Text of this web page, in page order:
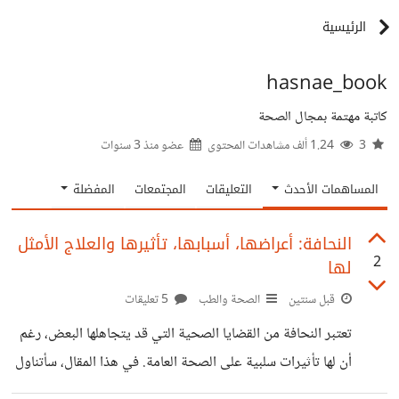
الرئيسية
hasnae_book
كاتبة مهتمة بمجال الصحة
عضو منذ3 سنوات
المساهمات الأحدث التعليقات المجتمعات المفضلة
2
النحافة: أعراضها، أسبابها، تأثيرها والعلاج الأمثل
لها
قبل سنتين الصحة والطب
تعتبر النحافة من القضايا الصحية التي قد يتجاهلها البعض، رغم
أن لها تأثيرات سلبية على الصحة العامة. في هذا المقال، سأتناول
أعراض النحافة، أسبابها، تأثيرها على الجسم، وسبل مكافحتها.